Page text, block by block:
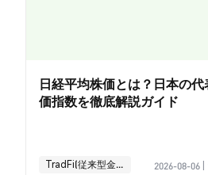
日経平均株価とは？日本の代
価指数を徹底解説ガイド
TradFi(従来型金融) 2026-08-06